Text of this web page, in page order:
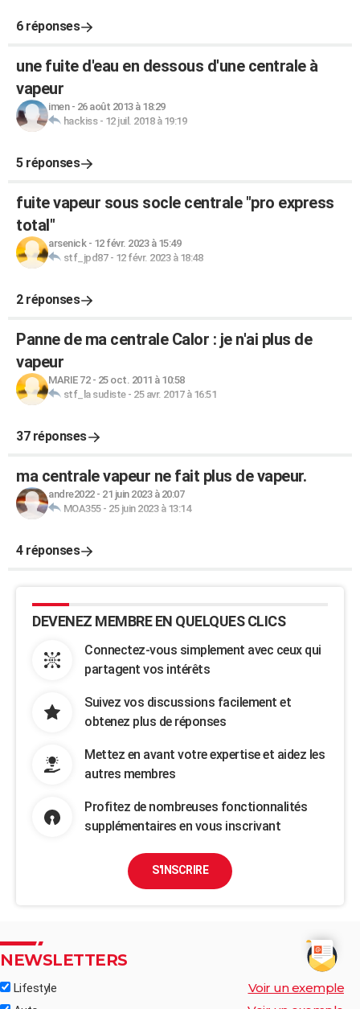
6 réponses
une fuite d'eau en dessous d'une centrale à
vapeur
imen- 26 août 2013 à 18:29
hackiss- 12 juil. 2018 à 19:19
5 réponses
fuite vapeur sous socle centrale "pro express
total"
arsenick- 12 févr. 2023 à 15:49
stf_jpd87- 12 févr. 2023 à 18:48
2 réponses
Panne de ma centrale Calor : je n'ai plus de
vapeur
MARIE 72- 25 oct. 2011 à 10:58
stf_la sudiste- 25 avr. 2017 à 16:51
37 réponses
ma centrale vapeur ne fait plus de vapeur.
andre2022- 21 juin 2023 à 20:07
MOA355- 25 juin 2023 à 13:14
4 réponses
DEVENEZ MEMBRE EN QUELQUES CLICS
Connectez-vous simplement avec ceux qui
partagent vos intérêts
Suivez vos discussions facilement et
obtenez plus de réponses
Mettez en avant votre expertise et aidez les
autres membres
Profitez de nombreuses fonctionnalités
supplémentaires en vous inscrivant
S'INSCRIRE
NEWSLETTERS
Lifestyle Voir un exemple